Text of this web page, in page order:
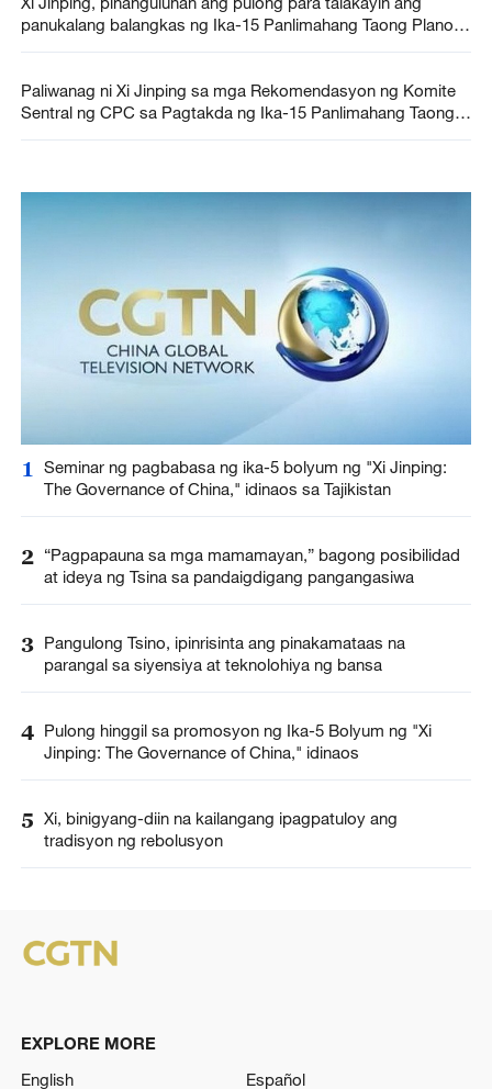
panukalang balangkas ng Ika-15 Panlimahang Taong Plano
Paliwanag ni Xi Jinping sa mga Rekomendasyon ng Komite
Sentral ng CPC sa Pagtakda ng Ika-15 Panlimahang Taong
1
Seminar ng pagbabasa ng ika-5 bolyum ng "Xi Jinping:
The Governance of China," idinaos sa Tajikistan
2 “Pagpapauna sa mga mamamayan,” bagong posibilidad
at ideya ng Tsina sa pandaigdigang pangangasiwa
3 Pangulong Tsino, ipinrisinta ang pinakamataas na
parangal sa siyensiya at teknolohiya ng bansa
4 Pulong hinggil sa promosyon ng Ika-5 Bolyum ng "Xi
Jinping: The Governance of China," idinaos
5 Xi, binigyang-diin na kailangang ipagpatuloy ang
tradisyon ng rebolusyon
EXPLORE MORE
English
Español